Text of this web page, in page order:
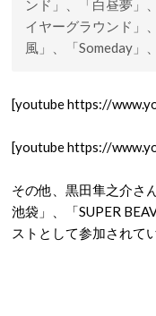
ンド 」、「白昼夢」
イヤーグラウンド」
風」、「Someday 」
[youtube https://
[youtube https://
その他、黒田隼之介さ
池袋」、「SUPER
ストとして参加されて